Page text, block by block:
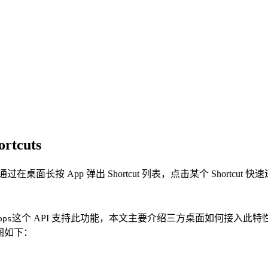
过在桌面长按 App 弹出 Shortcut 列表，点击某个 Shortcut 快
这个 API 支持此功能，本文主要介绍三方桌面如何接入此特
下：